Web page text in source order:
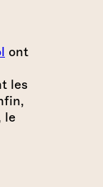
ont
les
le